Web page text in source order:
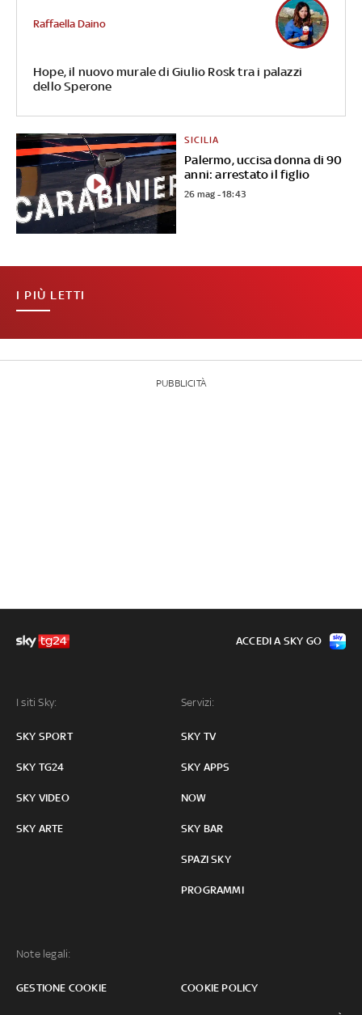
Hope, il nuovo murale di Giulio Rosk tra i palazzi
dello Sperone
Raffaella Daino
Palermo, uccisa donna di 90
anni: arrestato il figlio
SICILIA
26 mag - 18:43
I PIÙ LETTI
PUBBLICITÀ
I siti Sky:
SKY SPORT
SKY TG24
SKY VIDEO
SKY ARTE
Servizi:
SKY TV
SKY APPS
NOW
SKY BAR
SPAZI SKY
PROGRAMMI
Note legali:
GESTIONE COOKIE COOKIE POLICY
ACCEDI A SKY GO